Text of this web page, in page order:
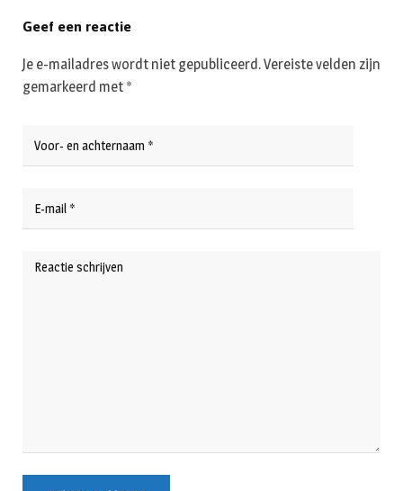
Geef een reactie
Je e-mailadres wordt niet gepubliceerd.Vereiste velden zijn
gemarkeerd met *